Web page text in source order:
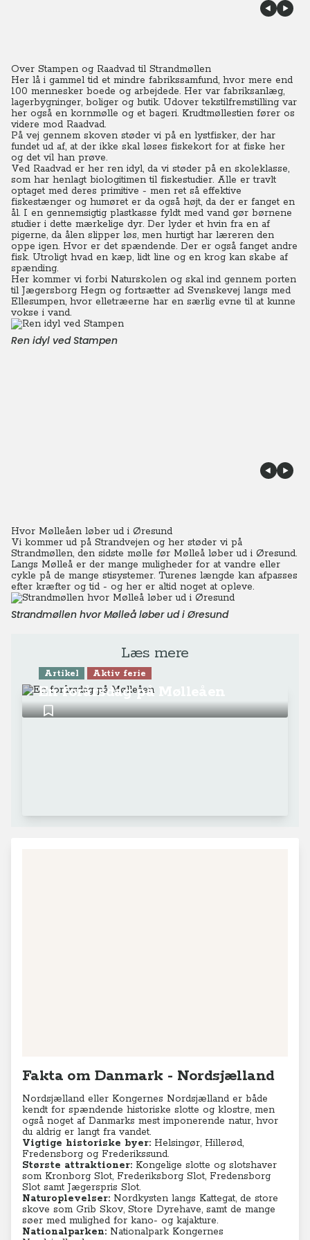
Over Stampen og Raadvad til Strandmøllen
Her lå i gammel tid et mindre fabrikssamfund, hvor mere end
100 mennesker boede og arbejdede. Her var fabriksanlæg,
lagerbygninger, boliger og butik. Udover tekstilfremstilling var
her også en kornmølle og et bageri. Krudtmøllestien fører os
videre mod Raadvad.
På vej gennem skoven støder vi på en lystfisker, der har
fundet ud af, at der ikke skal løses fiskekort for at fiske her
og det vil han prøve.
Ved Raadvad er her ren idyl, da vi støder på en skoleklasse,
som har henlagt biologitimen til fiskestudier. Alle er travlt
optaget med deres primitive - men ret så effektive
fiskestænger og humøret er da også højt, da der er fanget en
ål. I en gennemsigtig plastkasse fyldt med vand gør børnene
studier i dette mærkelige dyr. Der lyder et hvin fra en af
pigerne, da ålen slipper løs, men hurtigt har læreren den
oppe igen. Hvor er det spændende. Der er også fanget andre
fisk. Utroligt hvad en kæp, lidt line og en krog kan skabe af
spænding.
Her kommer vi forbi Naturskolen og skal ind gennem porten
til Jægersborg Hegn og fortsætter ad Svenskevej langs med
Ellesumpen, hvor elletræerne har en særlig evne til at kunne
vokse i vand.
Ren idyl ved Stampen
Hvor Mølleåen løber ud i Øresund
Vi kommer ud på Strandvejen og her støder vi på
Strandmøllen, den sidste mølle før Mølleå løber ud i Øresund.
Langs Mølleå er der mange muligheder for at vandre eller
cykle på de mange stisystemer. Turenes længde kan afpasses
efter kræfter og tid - og her er altid noget at opleve.
Strandmøllen hvor Mølleå løber ud i Øresund
Læs mere
Artikel Aktiv ferie
En forårsdag på Mølleåen
Fakta om Danmark - Nordsjælland
Nordsjælland eller Kongernes Nordsjælland er både
kendt for spændende historiske slotte og klostre, men
også noget af Danmarks mest imponerende natur, hvor
du aldrig er langt fra vandet.
Vigtige historiske byer: Helsingør, Hillerød,
Fredensborg og Frederikssund.
Største attraktioner: Kongelige slotte og slotshaver
som Kronborg Slot, Frederiksborg Slot, Fredensborg
Slot samt Jægerspris Slot.
Naturoplevelser: Nordkysten langs Kattegat, de store
skove som Grib Skov, Store Dyrehave, samt de mange
søer med mulighed for kano- og kajakture.
Nationalparken: Nationalpark Kongernes